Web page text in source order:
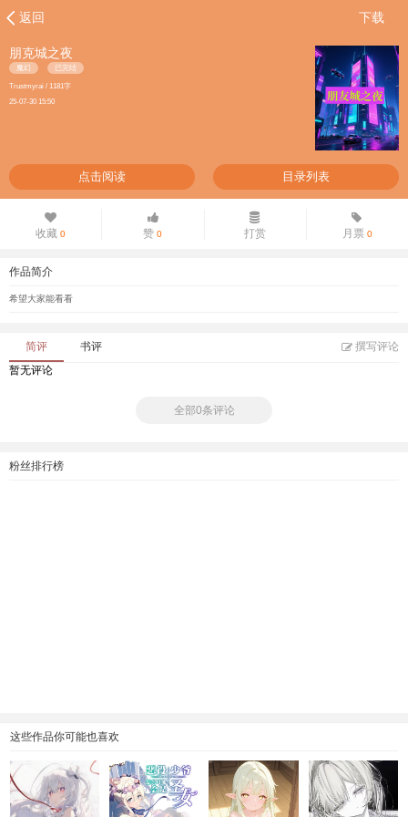
返回 下载
朋克城之夜
魔幻 已完结
Trustmyrai / 1181字
25-07-30 15:50
点击阅读 目录列表
收藏 0 赞 0 打赏 月票0
作品简介
希望大家能看看
简评 书评
撰写评论
暂无评论
全部0条评论
粉丝排行榜
这些作品你可能也喜欢